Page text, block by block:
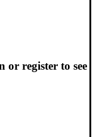
or register to see